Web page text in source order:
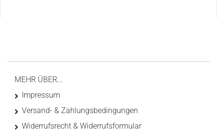
MEHR ÜBER...
Impressum
Versand- & Zahlungsbedingungen
Widerrufsrecht & Widerrufsformular